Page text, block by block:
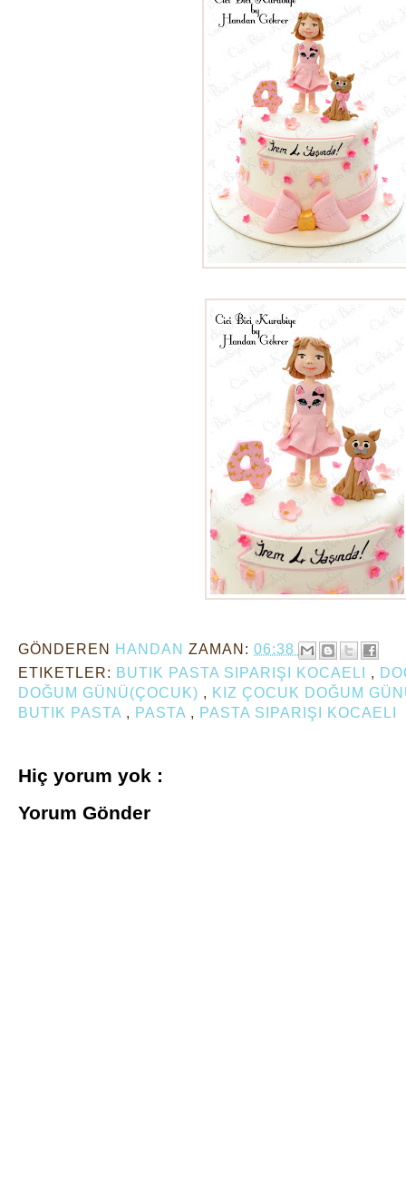
GÖNDEREN HANDAN ZAMAN: 06:38
ETIKETLER: BUTIK PASTA SIPARIŞI KOCAELI ,
DOĞUM GÜNÜ(ÇOCUK) , KIZ ÇOCUK DOĞUM
BUTIK PASTA , PASTA , PASTA SIPARIŞI KOCAELI
Hiç yorum yok :
Yorum Gönder